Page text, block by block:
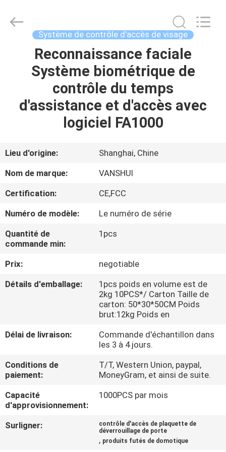
MAISON
PRODUITS
VIDÉOS
PROPOS
DE
NOUS
VISITE
DE
CONTRÔLE
LA
NOUS
CONTACTER
VANSHUI
ENTERPRISE
Système de contrôle d'accès de visage
Reconnaissance faciale
Système biométrique de
contrôle du temps
d'assistance et d'accès avec
logiciel FA1000
Lieu d'origine:
Shanghai, Chine
Nom de marque:
VANSHUI
Certification:
CE,FCC
Numéro de modèle:
Le numéro de série
Quantité de
commande min:
1pcs
Prix:
negotiable
Détails d'emballage:
1pcs poids en volume est de
2kg 10PCS*/ Carton Taille de
carton: 50*30*50CM Poids
brut:12kg Poids en
Délai de livraison:
Commande d'échantillon dans
les 3 à 4 jours.
Conditions de
paiement:
T/T, Western Union, paypal,
MoneyGram, et ainsi de suite.
Capacité
d'approvisionnement:
1000PCS par mois
Surligner:
contrôle d'accès de plaquette de
déverrouillage de porte
, produits futés de domotique